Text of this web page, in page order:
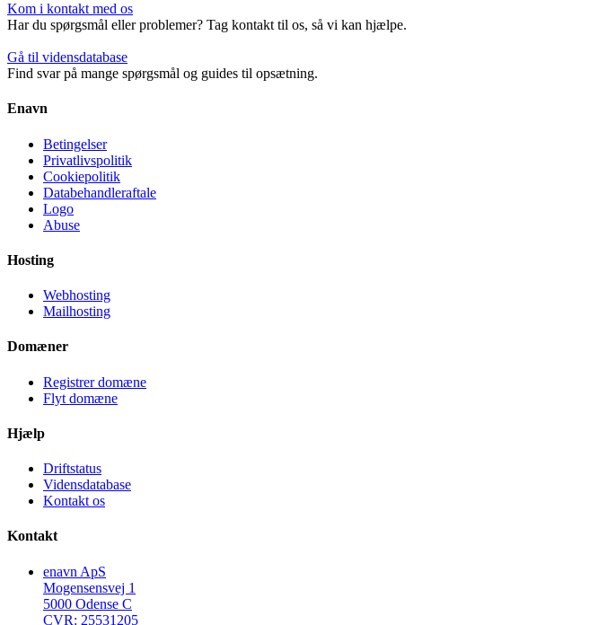
Kom i kontakt med os
Har du spørgsmål eller problemer? Tag kontakt til os, så vi kan hjælpe.
Gå til vidensdatabase
Find svar på mange spørgsmål og guides til opsætning.
Enavn
Betingelser
Privatlivspolitik
Cookiepolitik
Databehandleraftale
Logo
Abuse
Hosting
Webhosting
Mailhosting
Domæner
Registrer domæne
Flyt domæne
Hjælp
Driftstatus
Vidensdatabase
Kontakt os
Kontakt
enavn ApS
Mogensensvej 1
5000 Odense C
CVR: 25531205